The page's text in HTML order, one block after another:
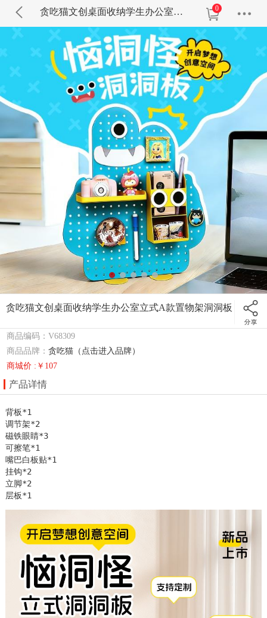
贪吃猫文创桌面收纳学生办公室立式A款置物架洞洞板 0
贪吃猫文创桌面收纳学生办公室立式A款置物架洞洞板
商品编码：V68309
商品品牌：贪吃猫（点击进入品牌）
商城价 :￥107
产品详情
背板*1
调节架*2
磁铁眼睛*3
可擦笔*1
嘴巴白板贴*1
挂钩*2
立脚*2
层板*1